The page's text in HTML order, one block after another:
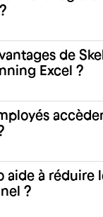
de
Excel ?
aide à réduire
?